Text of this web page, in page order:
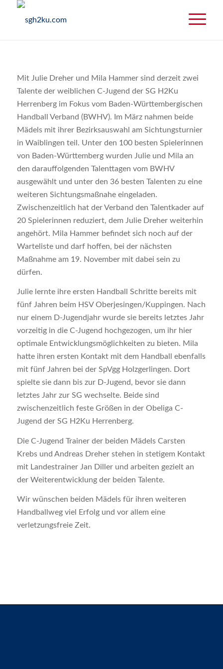
Mit Julie Dreher und Mila Hammer sind derzeit zwei
Talente der weiblichen C-Jugend der SG H2Ku
Herrenberg im Fokus vom Baden-Württembergischen
Handball Verband (BWHV). Im März nahmen beide
Mädels mit ihrer Bezirksauswahl am Sichtungsturnier
in Waiblingen teil. Unter den 100 besten Spielerinnen
von Baden-Württemberg wurden Julie und Mila an
den darauffolgenden Talenttagen vom BWHV
ausgewählt und unter den 36 besten Talenten zu eine
weiteren Sichtungsmaßnahe eingeladen.
Zwischenzeitlich hat der Verband den Talentkader auf
20 Spielerinnen reduziert, dem Julie Dreher weiterhin
angehört. Mila Hammer befindet sich noch auf der
Warteliste und darf hoffen, bei der nächsten
Maßnahme am 19. November mit dabei sein zu
dürfen.
Julie lernte ihre ersten Handball Schritte bereits mit
fünf Jahren beim HSV Oberjesingen/Kuppingen. Nach
nur einem D-Jugendjahr wurde sie bereits letztes Jahr
vorzeitig in die C-Jugend hochgezogen, um ihr hier
optimale Entwicklungsmöglichkeiten zu bieten. Mila
hatte ihren ersten Kontakt mit dem Handball ebenfalls
mit fünf Jahren bei der SpVgg Holzgerlingen. Dort
spielte sie dann bis zur D-Jugend, bevor sie dann
letztes Jahr zur SG wechselte. Beide sind
zwischenzeitlich feste Größen in der Obeliga C-
Jugend der SG H2Ku Herrenberg.
Die C-Jugend Trainer der beiden Mädels Carsten
Krebs und Andreas Dreher stehen in stetigem Kontakt
mit Landestrainer Jan Diller und arbeiten gezielt an
der Weiterentwicklung der beiden Talente.
Wir wünschen beiden Mädels für ihren weiteren
Handballweg viel Erfolg und vor allem eine
verletzungsfreie Zeit.